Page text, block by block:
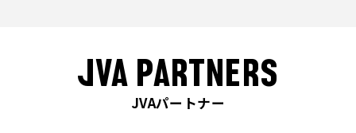
JVA PARTNERS
JVAパートナー